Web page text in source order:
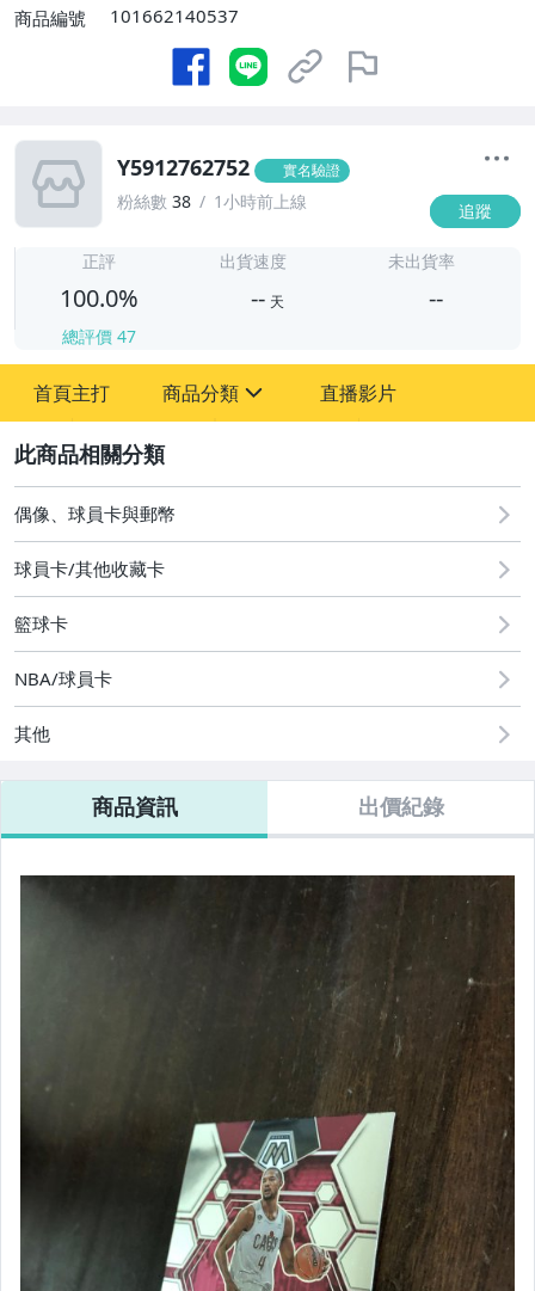
商品編號
101662140537
Y5912762752 實名驗證
粉絲數 38 1小時前上線 追蹤
正評
100.0%
總評價 47
出貨速度
-- 天
未出貨率
--
首頁主打 商品分類
偶像、球員卡與郵幣
直播影片
偶像、球員卡與郵幣
球員卡/其他收藏卡
籃球卡
NBA/球員卡
其他
商品資訊 出價紀錄